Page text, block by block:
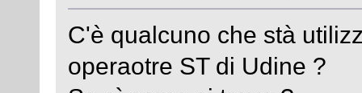
C'è qualcuno che stà
operaotre ST di Udine ?